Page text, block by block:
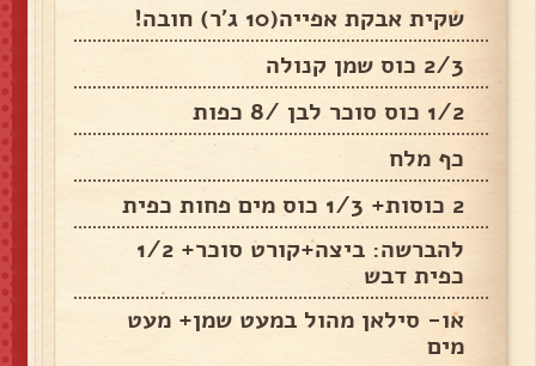
שקית אבקת אפייה(10 ג'ר) חובה!
2/3 כוס שמן קנולה
1/2 כוס סוכר לבן /8 כפות
כף מלח
2 כוסות+ 1/3 כוס מים פחות כפית
להברשה: ביצה+קורט סוכר+ 1/2
כפית דבש
או- סילאן מהול במעט שמן+ מעט
מים